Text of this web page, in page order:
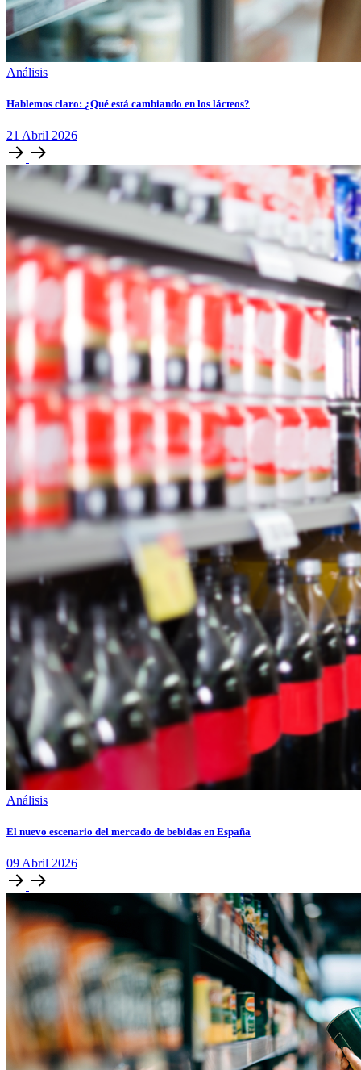
Análisis
Hablemos claro: ¿Qué está cambiando en los lácteos?
21 Abril 2026
Análisis
El nuevo escenario del mercado de bebidas en España
09Abril 2026